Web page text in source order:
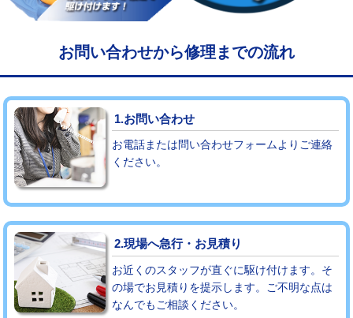
マス交換（土の掘削・埋め戻し作業） 11,000円~
マス交換（深さ50㎝未満） 55,000円
マス交換（深さ50㎝以上） 66,000円
コンクリート斫り（厚さ10㎝まで）
コンクリート斫り（厚さ10㎝超え） 38,500円
モルタル補修（厚さ10㎝まで）
モルタル補修（厚さ10㎝超え） 38,500円
追加人工 16,500円
廃棄・処分 現場見積
※給水管工事は20mmまでの価格です。
お問い合わせから修理までの流れ
1.お問い合わせ
お電話または問い合わせフォームよりご連絡
ください。
2.現場へ急行・お見積り
お近くのスタッフが直ぐに駆け付けます。そ
の場でお見積りを提示します。ご不明な点は
なんでもご相談ください。